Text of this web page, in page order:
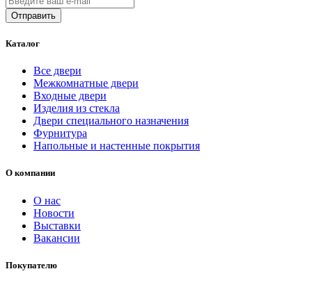
Каталог
Все двери
Межкомнатные двери
Входные двери
Изделия из стекла
Двери специального назначения
Фурнитура
Напольные и настенные покрытия
О компании
О нас
Новости
Выставки
Вакансии
Покупателю